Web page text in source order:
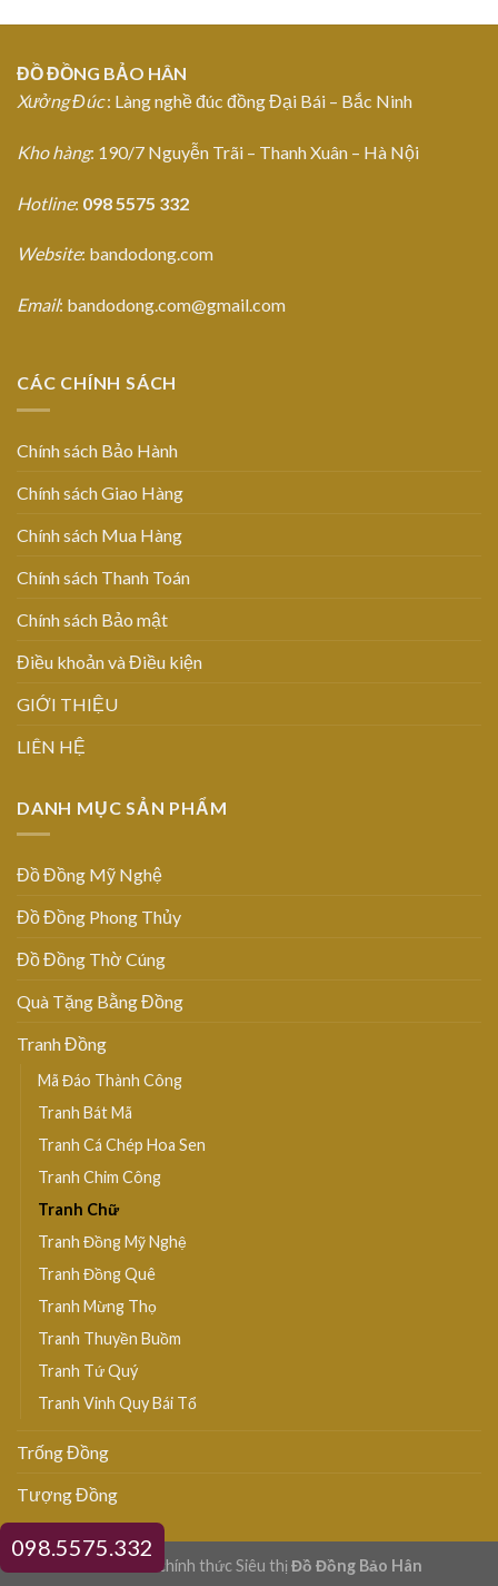
098.5575.332
ĐỒ ĐỒNG BẢO HÂN
Xưởng Đúc: Làng nghề đúc đồng Đại Bái – Bắc Ninh
Kho hàng: 190/7 Nguyễn Trãi – Thanh Xuân – Hà Nội
Hotline: 098 5575 332
Website: bandodong.com
Email: bandodong.com@gmail.com
CÁC CHÍNH SÁCH
Chính sách Bảo Hành
Chính sách Giao Hàng
Chính sách Mua Hàng
Chính sách Thanh Toán
Chính sách Bảo mật
Điều khoản và Điều kiện
GIỚI THIỆU
LIÊN HỆ
DANH MỤC SẢN PHẨM
Đồ Đồng Mỹ Nghệ
Đồ Đồng Phong Thủy
Đồ Đồng Thờ Cúng
Quà Tặng Bằng Đồng
Tranh Đồng
Mã Đáo Thành Công
Tranh Bát Mã
Tranh Cá Chép Hoa Sen
Tranh Chim Công
Tranh Chữ
Tranh Đồng Mỹ Nghệ
Tranh Đồng Quê
Tranh Mừng Thọ
Tranh Thuyền Buồm
Tranh Tứ Quý
Tranh Vinh Quy Bái Tổ
Trống Đồng
Tượng Đồng
© Website chính thức Siêu thị Đồ Đồng Bảo Hân